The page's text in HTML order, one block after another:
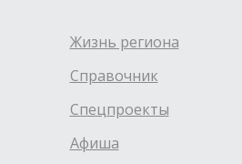
Жизнь региона
Справочник
Спецпроекты
Афиша